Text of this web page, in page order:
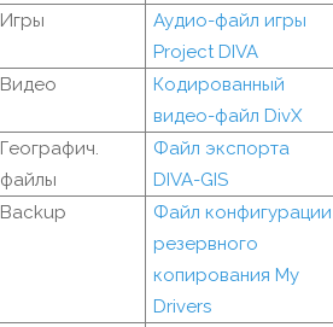
Игры
Аудио-файл игры
Project DIVA
Видео
Кодированный
видео-файл DivX
Географич.
файлы
Файл экспорта
DIVA-GIS
Backup
Файл конфигурации
резервного
копирования My
Drivers